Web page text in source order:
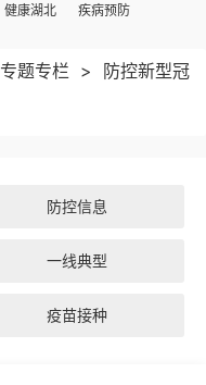
健康湖北 疾病预防
专题专栏 >
防控新型冠
防控信息
一线典型
疫苗接种